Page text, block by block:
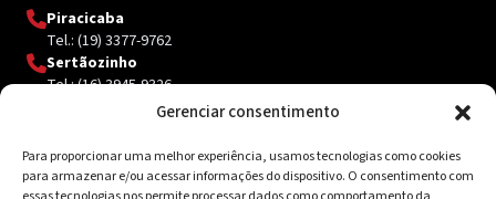
Gerenciar consentimento
Para proporcionar uma melhor experiência, usamos tecnologias como cookies
para armazenar e/ou acessar informações do dispositivo. O consentimento com
Piracicaba
Tel.: (19) 3377-9762
Sertãozinho
Tel.: (16) 3945-9326
Contato